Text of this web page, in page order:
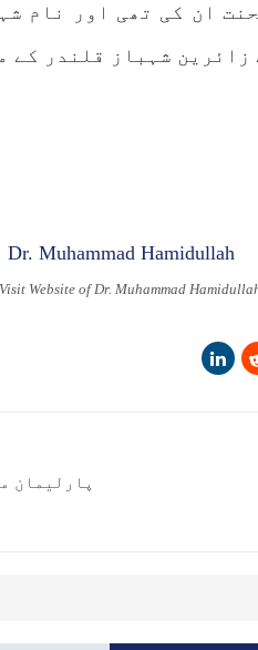
ان کی تھی اور نام
شہباز قلندر کے
Visit Website of Dr. Muhammad
پارلیمان